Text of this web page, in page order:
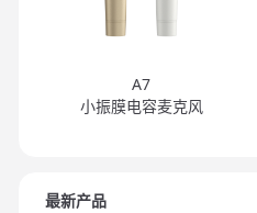
A7
小振膜电容麦克风
最新产品